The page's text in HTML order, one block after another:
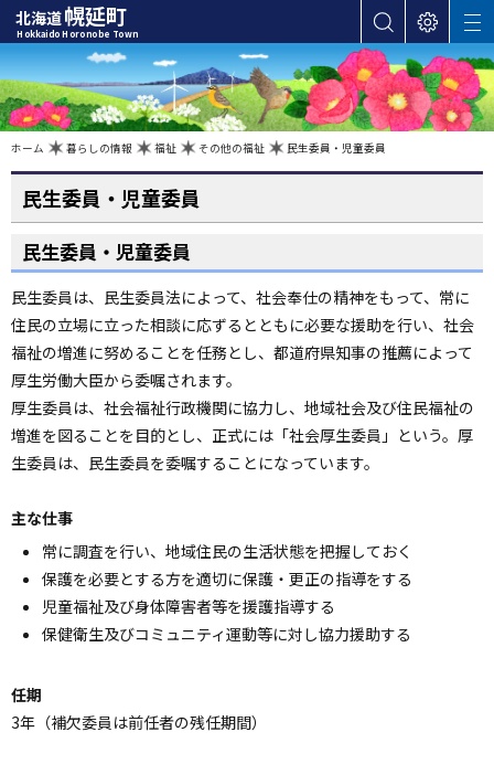
本
文
へ
カ
テ
ゴ
リ
・
ニ
ュ
ー
へ
ナ
ビ
ゲ
ー
ョ
へ
北海道幌延町
Hokkaido Horonobe Town
表
設
定
サ
イ
ト
内
検
索
M
E
N
U
在
置
ホーム 暮らしの情報 福祉 その他の福祉 民生委員・児童委員
民生委員・児童委員
民生委員・児童委員
民生委員は、民生委員法によって、社会奉仕の精神をもって、常に
住民の立場に立った相談に応ずるとともに必要な援助を行い、社会
福祉の増進に努めることを任務とし、都道府県知事の推薦によって
厚生労働大臣から委嘱されます。
厚生委員は、社会福祉行政機関に協力し、地域社会及び住民福祉の
増進を図ることを目的とし、正式には「社会厚生委員」という。厚
生委員は、民生委員を委嘱することになっています。
主な仕事
常に調査を行い、地域住民の生活状態を把握しておく
保護を必要とする方を適切に保護・更正の指導をする
児童福祉及び身体障害者等を援護指導する
保健衛生及びコミュニティ運動等に対し協力援助する
任期
3年（補欠委員は前任者の残任期間）